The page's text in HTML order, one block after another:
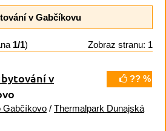
v Gabčíkovu
1/1) Zobraz stranu: 1
?? %
v
Gabčíkovo / Thermalpark Dunajská